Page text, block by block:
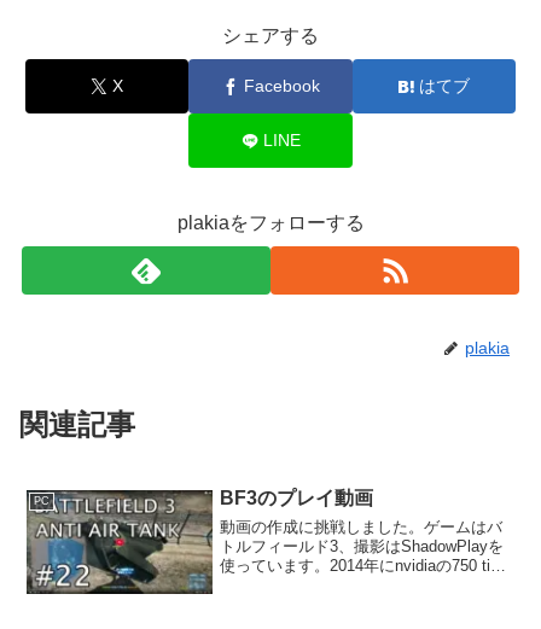
シェアする
X Facebook はてブ
LINE
plakiaをフォローする
plakia
関連記事
PC BF3のプレイ動画
動画の作成に挑戦しました。ゲームはバ
トルフィールド3、撮影はShadowPlayを
使っています。2014年にnvidiaの750 tiに